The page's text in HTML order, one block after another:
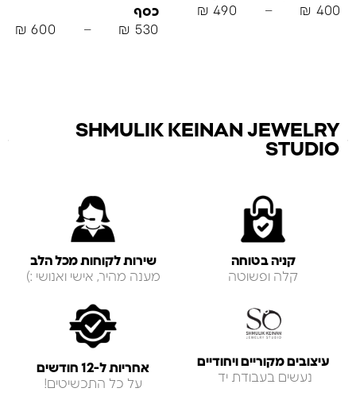
₪ 400
–
₪ 490
כסף
₪ 530
–
₪ 600
SHMULIK KEINAN JEWELRY
STUDIO
קניה בטוחה
קלה ופשוטה
שירות לקוחות מכל הלב
מענה מהיר, אישי ואנושי :)
עיצובים מקוריים ויחודיים
נעשים בעבודת יד
אחריות ל-12 חודשים
על כל התכשיטים!